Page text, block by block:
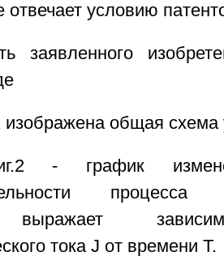
отвечает условию
заявленного
изображена общая схема
- график
процесса
выражает
тока J от времени Т.